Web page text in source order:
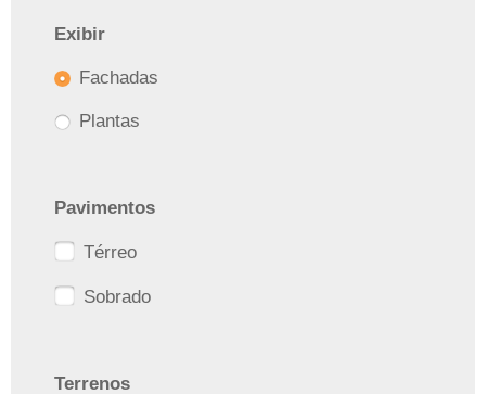
Exibir
Fachadas
Plantas
Pavimentos
Térreo
Sobrado
Terrenos